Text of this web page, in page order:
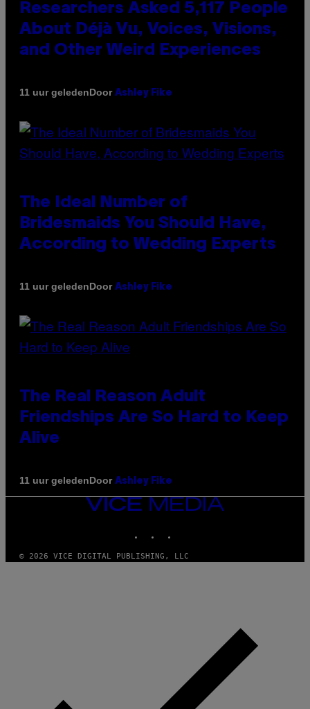
Researchers Asked 5,117 People
About Déjà Vu, Voices, Visions,
and Other Weird Experiences
11 uur geledenDoor Ashley Fike
The Ideal Number of
Bridesmaids You Should Have,
According to Wedding Experts
11 uur geledenDoor Ashley Fike
The Real Reason Adult
Friendships Are So Hard to Keep
Alive
11 uur geledenDoor Ashley Fike
VICE
MEDIA
© 2026 VICE DIGITAL PUBLISHING, LLC